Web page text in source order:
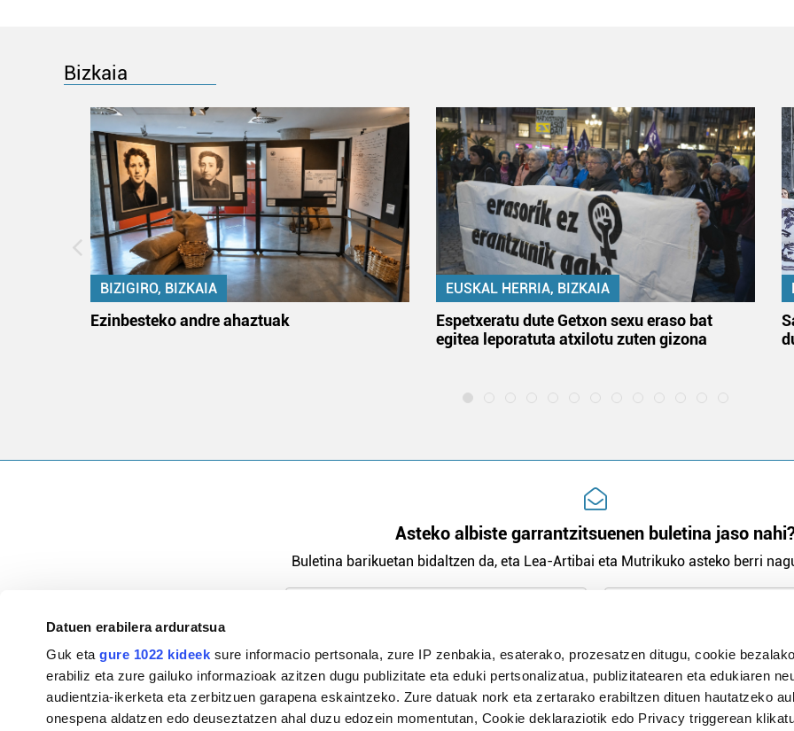
Datuen erabilera arduratsua
Guk etagure 1022 kideek sure informacio pertsonala, zure IP zenbakia, esaterako, prozesatzen ditugu, cookie
erabiliz eta zure gailuko informazioak azitzen dugu publizitate eta eduki pertsonalizatua, publizitatearen eta edukiaren
audientzia-ikerketa eta zerbitzuen garapena eskaintzeko. Zure datuak nork eta zertarako erabiltzen dituen hautatzeko
onespena aldatzen edo deuseztatzen ahal duzu edozein momentutan, Cookie deklaraziotik edo Privacy triggerean
Bizkaia
BIZIGIRO, BIZKAIA
Ezinbesteko andre ahaztuak
EUSKAL HERRIA, BIZKAIA
Espetxeratu dute Getxon sexu eraso bat
egitea leporatuta atxilotu zuten gizona
Asteko albiste garrantzitsuenen buletina jaso
Buletina barikuetan bidaltzen da, eta Lea-Artibai eta Mutrikuko asteko berri